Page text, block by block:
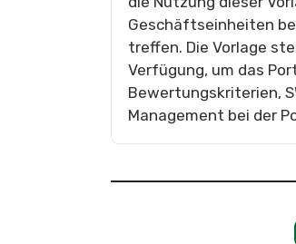
Geschäftseinheiten
treffen. Die Vorlage
Verfügung, um das
Bewertungskriterien,
Management bei der